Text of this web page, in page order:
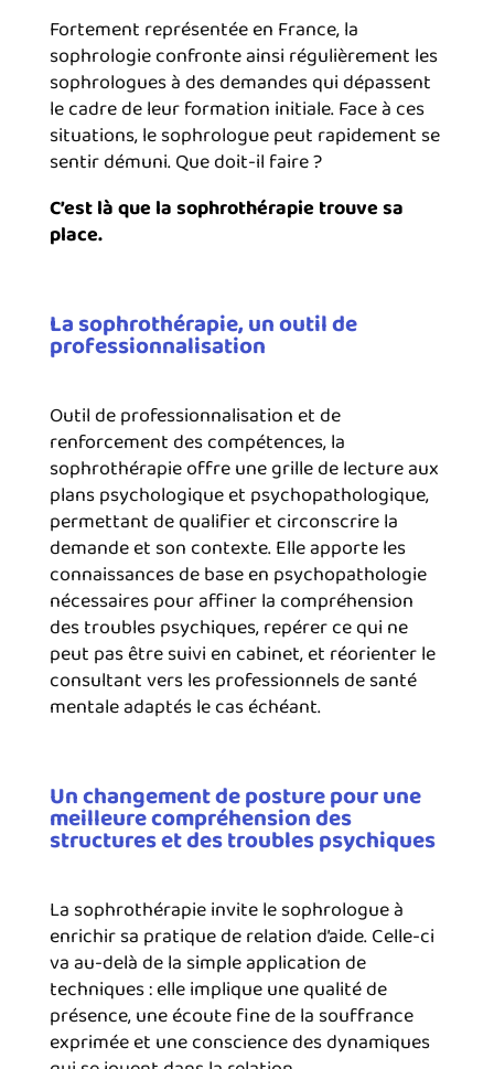
Fortement représentée en France, la
sophrologie confronte ainsi régulièrement les
sophrologues à des demandes qui dépassent
le cadre de leur formation initiale. Face à ces
situations, le sophrologue peut rapidement se
sentir démuni. Que doit-il faire ?
C’est là que la sophrothérapie trouve sa
place.
La sophrothérapie, un outil de
professionnalisation
Outil de professionnalisation et de
renforcement des compétences, la
sophrothérapie offre une grille de lecture aux
plans psychologique et psychopathologique,
permettant de qualifier et circonscrire la
demande et son contexte. Elle apporte les
connaissances de base en psychopathologie
nécessaires pour affiner la compréhension
des troubles psychiques, repérer ce qui ne
peut pas être suivi en cabinet, et réorienter le
consultant vers les professionnels de santé
mentale adaptés le cas échéant.
Un changement de posture pour une
meilleure compréhension des
structures et des troubles psychiques
La sophrothérapie invite le sophrologue à
enrichir sa pratique de relation d’aide. Celle-ci
va au-delà de la simple application de
techniques : elle implique une qualité de
présence, une écoute fine de la souffrance
exprimée et une conscience des dynamiques